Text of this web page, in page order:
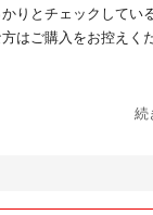
りとチェックしてい
はご購入をお控えく
続